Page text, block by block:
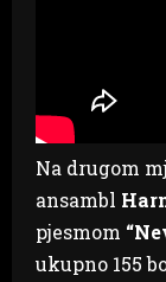
Na drugom
ansambl
pjesmom
ukupno 155